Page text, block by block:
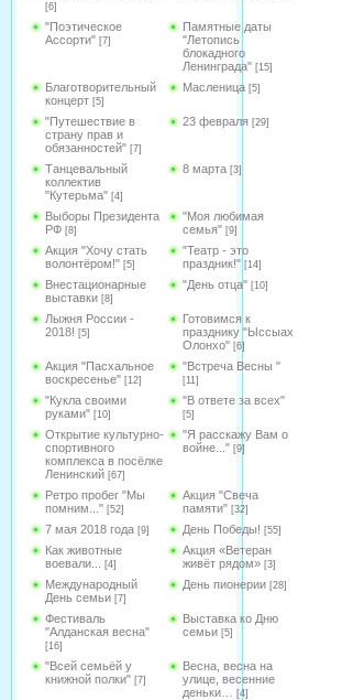
[6]
"Поэтическое
Ассорти" [7]
Памятные даты
"Летопись
блокадного
Ленинграда" [15]
Благотворительный
концерт [5]
Масленица [5]
"Путешествие в
страну прав и
обязанностей" [7]
23 февраля [29]
Танцевальный
коллектив
"Кутерьма" [4]
8 марта [3]
Выборы Президента
РФ [8]
"Моя любимая
семья" [9]
Акция "Хочу стать
волонтёром!" [5]
"Театр - это
праздник!" [14]
Внестационарные
выставки [8]
"День отца" [10]
Лыжня России -
2018! [5]
Готовимся к
празднику "Ыссыах
Олонхо" [6]
Акция "Пасхальное
воскресенье" [12]
"Встреча Весны "
[11]
"Кукла своими
руками" [10]
"В ответе за всех"
[5]
Открытие культурно-
спортивного
комплекса в посёлке
Ленинский [67]
"Я расскажу Вам о
войне..." [9]
Ретро пробег "Мы
помним..." [52]
Акция "Свеча
памяти" [32]
7 мая 2018 года [9] День Победы! [55]
Как животные
воевали...
[4]
Акция «Ветеран
живёт рядом» [3]
Международный
День семьи [7]
День пионерии [28]
Фестиваль
"Алданская весна"
[16]
Выставка ко Дню
семьи [5]
"Всей семьёй у
книжной полки" [7]
Весна, весна на
улице, весенние
деньки…
[4]